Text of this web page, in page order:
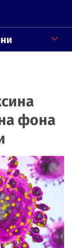
фона